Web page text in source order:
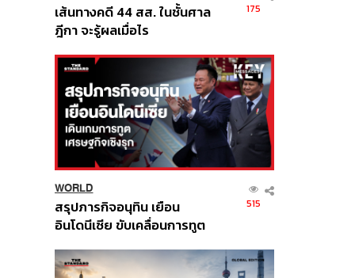
เส้นทางคดี 44 สส. ในชั้นศาล
ฎีกา จะรู้ผลเมื่อไร
175
WORLD
สรุปภารกิจอนุทิน เยือน
อินโดนีเซีย ขับเคลื่อนการทูต
ส่วนยุทธศาสตร์ไทย –
515